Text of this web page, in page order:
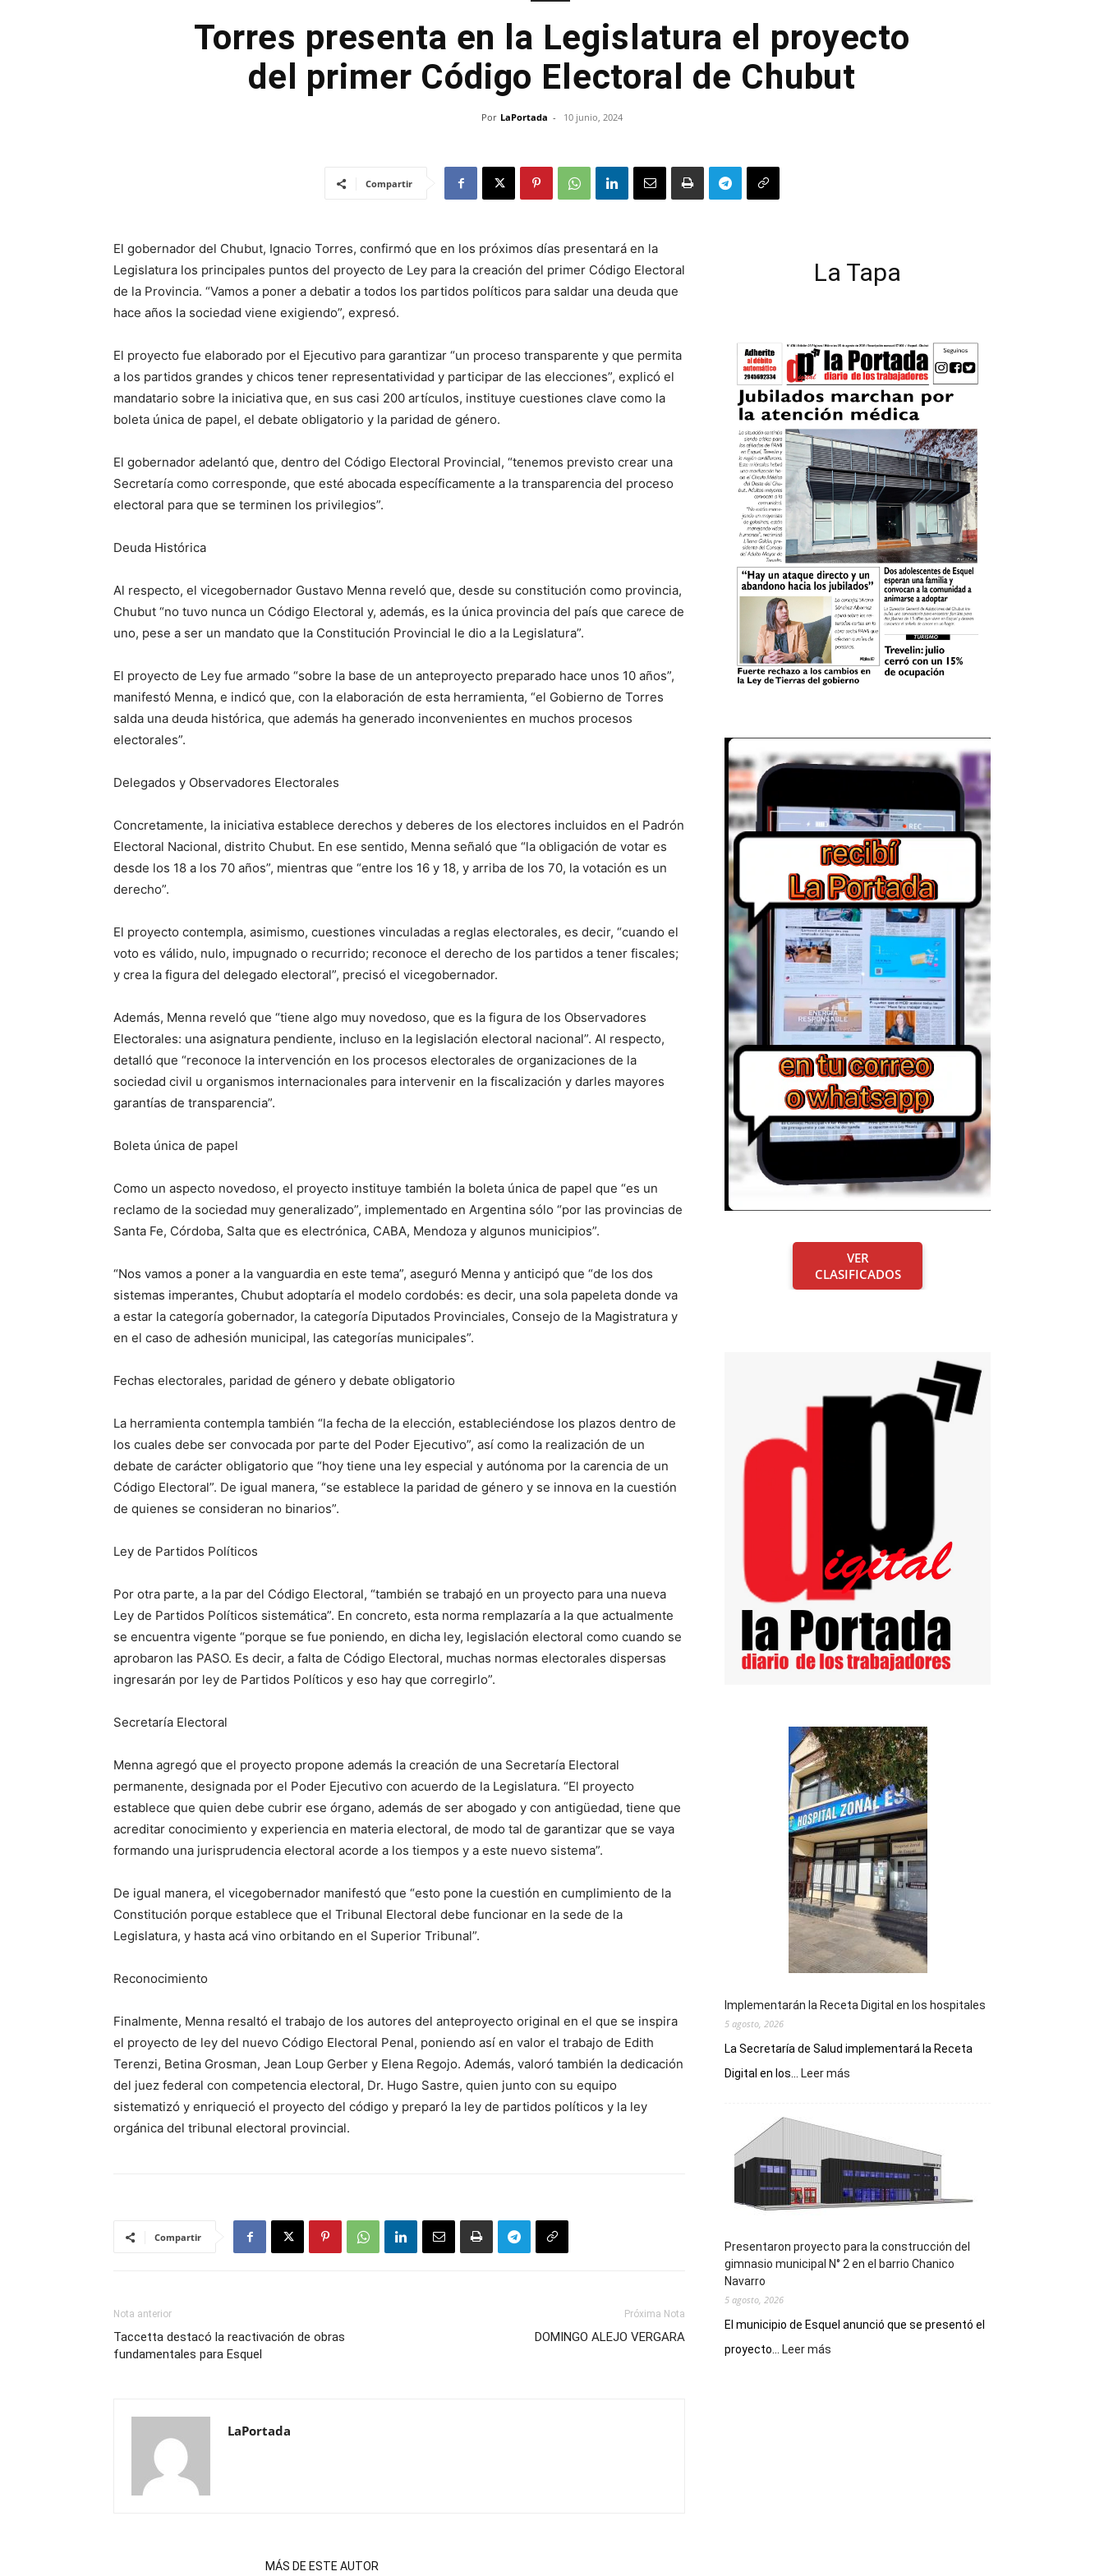
Torres presenta en la Legislatura el proyecto
del primer Código Electoral de Chubut
Por LaPortada - 10 junio, 2024
Compartir
El gobernador del Chubut, Ignacio Torres, confirmó que en los próximos días presentará en la
Legislatura los principales puntos del proyecto de Ley para la creación del primer Código Electoral
de la Provincia. “Vamos a poner a debatir a todos los partidos políticos para saldar una deuda que
hace años la sociedad viene exigiendo”, expresó.
El proyecto fue elaborado por el Ejecutivo para garantizar “un proceso transparente y que permita
a los partidos grandes y chicos tener representatividad y participar de las elecciones”, explicó el
mandatario sobre la iniciativa que, en sus casi 200 artículos, instituye cuestiones clave como la
boleta única de papel, el debate obligatorio y la paridad de género.
El gobernador adelantó que, dentro del Código Electoral Provincial, “tenemos previsto crear una
Secretaría como corresponde, que esté abocada específicamente a la transparencia del proceso
electoral para que se terminen los privilegios”.
Deuda Histórica
Al respecto, el vicegobernador Gustavo Menna reveló que, desde su constitución como provincia,
Chubut “no tuvo nunca un Código Electoral y, además, es la única provincia del país que carece de
uno, pese a ser un mandato que la Constitución Provincial le dio a la Legislatura”.
El proyecto de Ley fue armado “sobre la base de un anteproyecto preparado hace unos 10 años”,
manifestó Menna, e indicó que, con la elaboración de esta herramienta, “el Gobierno de Torres
salda una deuda histórica, que además ha generado inconvenientes en muchos procesos
electorales”.
Delegados y Observadores Electorales
Concretamente, la iniciativa establece derechos y deberes de los electores incluidos en el Padrón
Electoral Nacional, distrito Chubut. En ese sentido, Menna señaló que “la obligación de votar es
desde los 18 a los 70 años”, mientras que “entre los 16 y 18, y arriba de los 70, la votación es un
derecho”.
El proyecto contempla, asimismo, cuestiones vinculadas a reglas electorales, es decir, “cuando el
voto es válido, nulo, impugnado o recurrido; reconoce el derecho de los partidos a tener fiscales;
y crea la figura del delegado electoral”, precisó el vicegobernador.
Además, Menna reveló que “tiene algo muy novedoso, que es la figura de los Observadores
Electorales: una asignatura pendiente, incluso en la legislación electoral nacional”. Al respecto,
detalló que “reconoce la intervención en los procesos electorales de organizaciones de la
sociedad civil u organismos internacionales para intervenir en la fiscalización y darles mayores
garantías de transparencia”.
Boleta única de papel
Como un aspecto novedoso, el proyecto instituye también la boleta única de papel que “es un
reclamo de la sociedad muy generalizado”, implementado en Argentina sólo “por las provincias de
Santa Fe, Córdoba, Salta que es electrónica, CABA, Mendoza y algunos municipios”.
“Nos vamos a poner a la vanguardia en este tema”, aseguró Menna y anticipó que “de los dos
sistemas imperantes, Chubut adoptaría el modelo cordobés: es decir, una sola papeleta donde va
a estar la categoría gobernador, la categoría Diputados Provinciales, Consejo de la Magistratura y
en el caso de adhesión municipal, las categorías municipales”.
Fechas electorales, paridad de género y debate obligatorio
La herramienta contempla también “la fecha de la elección, estableciéndose los plazos dentro de
los cuales debe ser convocada por parte del Poder Ejecutivo”, así como la realización de un
debate de carácter obligatorio que “hoy tiene una ley especial y autónoma por la carencia de un
Código Electoral”. De igual manera, “se establece la paridad de género y se innova en la cuestión
de quienes se consideran no binarios”.
Ley de Partidos Políticos
Por otra parte, a la par del Código Electoral, “también se trabajó en un proyecto para una nueva
Ley de Partidos Políticos sistemática”. En concreto, esta norma remplazaría a la que actualmente
se encuentra vigente “porque se fue poniendo, en dicha ley, legislación electoral como cuando se
aprobaron las PASO. Es decir, a falta de Código Electoral, muchas normas electorales dispersas
ingresarán por ley de Partidos Políticos y eso hay que corregirlo”.
Secretaría Electoral
Menna agregó que el proyecto propone además la creación de una Secretaría Electoral
permanente, designada por el Poder Ejecutivo con acuerdo de la Legislatura. “El proyecto
establece que quien debe cubrir ese órgano, además de ser abogado y con antigüedad, tiene que
acreditar conocimiento y experiencia en materia electoral, de modo tal de garantizar que se vaya
formando una jurisprudencia electoral acorde a los tiempos y a este nuevo sistema”.
De igual manera, el vicegobernador manifestó que “esto pone la cuestión en cumplimiento de la
Constitución porque establece que el Tribunal Electoral debe funcionar en la sede de la
Legislatura, y hasta acá vino orbitando en el Superior Tribunal”.
Reconocimiento
Finalmente, Menna resaltó el trabajo de los autores del anteproyecto original en el que se inspira
el proyecto de ley del nuevo Código Electoral Penal, poniendo así en valor el trabajo de Edith
Terenzi, Betina Grosman, Jean Loup Gerber y Elena Regojo. Además, valoró también la dedicación
del juez federal con competencia electoral, Dr. Hugo Sastre, quien junto con su equipo
sistematizó y enriqueció el proyecto del código y preparó la ley de partidos políticos y la ley
orgánica del tribunal electoral provincial.
Compartir
Nota anterior
Taccetta destacó la reactivación de obras
fundamentales para Esquel
Próxima Nota
DOMINGO ALEJO VERGARA
LaPortada
MÁS DE ESTE AUTOR
La Tapa
VER
CLASIFICADOS
Implementarán la Receta Digital en los hospitales
5 agosto, 2026
La Secretaría de Salud implementará la Receta
Digital en los...
Leer más
Digital
en
los
hospitales
Presentaron proyecto para la construcción del
gimnasio municipal N° 2 en el barrio Chanico
Navarro
5 agosto, 2026
El municipio de Esquel anunció que se presentó el
proyecto...
Leer más